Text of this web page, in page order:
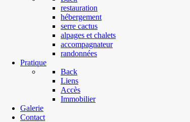
restauration
hébergement
serre cactus
alpages et chalets
accompagnateur
randonnées
Pratique
Back
Liens
Accès
Immobilier
Galerie
Contact